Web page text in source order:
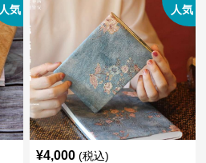
人気 人気
¥4,000 (税込)